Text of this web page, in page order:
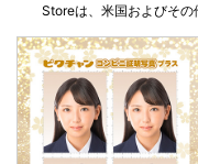
Storeは、米国およびその